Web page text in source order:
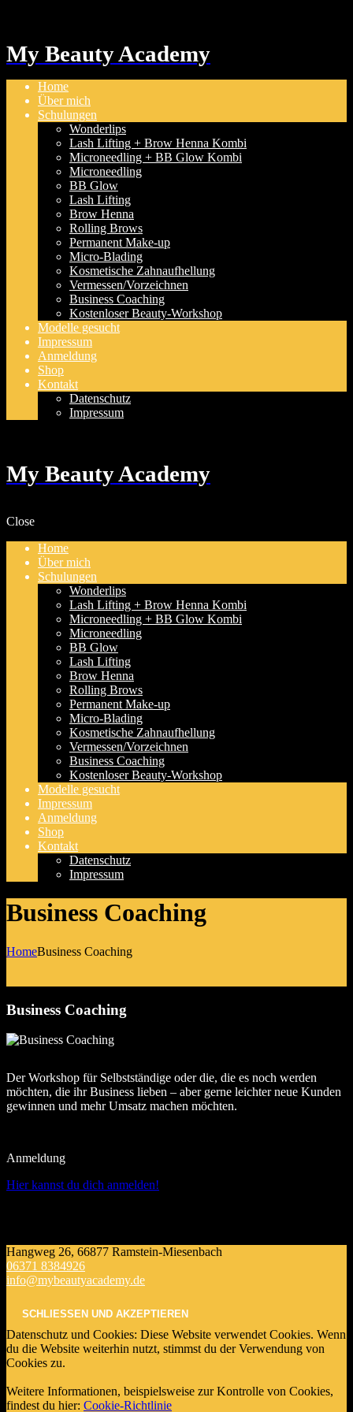
My Beauty Academy
Home
Über mich
Schulungen
Wonderlips
Lash Lifting + Brow Henna Kombi
Microneedling + BB Glow Kombi
Microneedling
BB Glow
Lash Lifting
Brow Henna
Rolling Brows
Permanent Make-up
Micro-Blading
Kosmetische Zahnaufhellung
Vermessen/Vorzeichnen
Business Coaching
Kostenloser Beauty-Workshop
Modelle gesucht
Impressum
Anmeldung
Shop
Kontakt
Datenschutz
Impressum
My Beauty Academy
Close
Home
Über mich
Schulungen
Wonderlips
Lash Lifting + Brow Henna Kombi
Microneedling + BB Glow Kombi
Microneedling
BB Glow
Lash Lifting
Brow Henna
Rolling Brows
Permanent Make-up
Micro-Blading
Kosmetische Zahnaufhellung
Vermessen/Vorzeichnen
Business Coaching
Kostenloser Beauty-Workshop
Modelle gesucht
Impressum
Anmeldung
Shop
Kontakt
Datenschutz
Impressum
Business Coaching
HomeBusiness Coaching
Business Coaching
Der Workshop für Selbstständige oder die, die es noch werden
möchten, die ihr Business lieben – aber gerne leichter neue Kunden
gewinnen und mehr Umsatz machen möchten.
Anmeldung
Hier kannst du dich anmelden!
Hangweg 26, 66877 Ramstein-Miesenbach
06371 8384926
info@mybeautyacademy.de
Datenschutz und Cookies: Diese Website verwendet Cookies. Wenn
du die Website weiterhin nutzt, stimmst du der Verwendung von
Cookies zu.
Weitere Informationen, beispielsweise zur Kontrolle von Cookies,
findest du hier: Cookie-Richtlinie